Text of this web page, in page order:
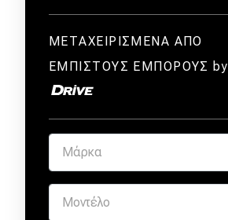
ΜΕΤΑΧΕΙΡΙΣΜΕΝΑ ΑΠΟ
ΕΜΠΙΣΤΟΥΣ ΕΜΠΟΡΟΥΣ by